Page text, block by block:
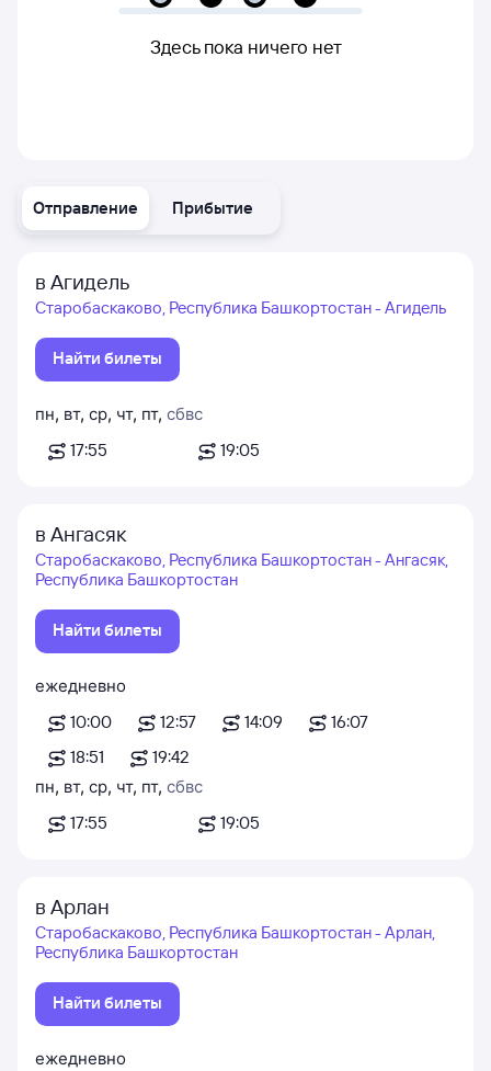
Отправление Прибытие
в Агидель
Старобаскаково, Республика Башкортостан - Агидель
Найти билеты
пн, вт, ср, чт, пт, сб
17:55
вс
19:05
в Ангасяк
Старобаскаково, Республика Башкортостан - Ангасяк,
Республика Башкортостан
Найти билеты
ежедневно
10:00
12:57 14:09
16:07
18:51
19:42
пн, вт, ср, чт, пт, сб
17:55
вс
19:05
в Арлан
Старобаскаково, Республика Башкортостан - Арлан,
Республика Башкортостан
Найти билеты
ежедневно
Здесь пока ничего нет